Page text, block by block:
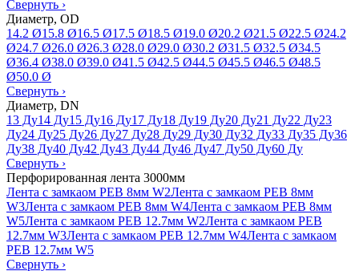
Свернуть ›
Диаметр, OD
14.2 Ø15.8 Ø16.5 Ø17.5 Ø18.5 Ø19.0 Ø20.2 Ø21.5 Ø22.5 Ø24.2
Ø24.7 Ø26.0 Ø26.3 Ø28.0 Ø29.0 Ø30.2 Ø31.5 Ø32.5 Ø34.5
Ø36.4 Ø38.0 Ø39.0 Ø41.5 Ø42.5 Ø44.5 Ø45.5 Ø46.5 Ø48.5
Ø50.0 Ø
Свернуть ›
Диаметр, DN
13 Ду14 Ду15 Ду16 Ду17 Ду18 Ду19 Ду20 Ду21 Ду22 Ду23
Ду24 Ду25 Ду26 Ду27 Ду28 Ду29 Ду30 Ду32 Ду33 Ду35 Ду36
Ду38 Ду40 Ду42 Ду43 Ду44 Ду46 Ду47 Ду50 Ду60 Ду
Свернуть ›
Перфорированная лента 3000мм
Лента с замкаом PEB 8мм W2Лента с замкаом PEB 8мм
W3Лента с замкаом PEB 8мм W4Лента с замкаом PEB 8мм
W5Лента с замкаом PEB 12.7мм W2Лента с замкаом PEB
12.7мм W3Лента с замкаом PEB 12.7мм W4Лента с замкаом
PEB 12.7мм W5
Свернуть ›